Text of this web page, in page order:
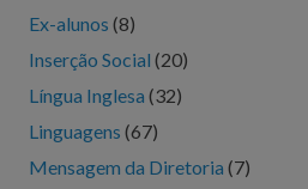
Ex-alunos (8)
Inserção Social (20)
Língua Inglesa (32)
Linguagens (67)
Mensagem da Diretoria (7)